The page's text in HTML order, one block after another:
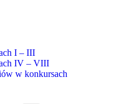
I – III
IV – VIII
w konkursach